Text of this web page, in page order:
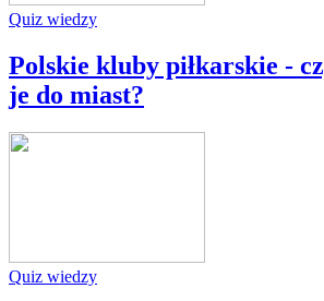
Quiz wiedzy
Polskie kluby piłkarskie -
je do miast?
Quiz wiedzy